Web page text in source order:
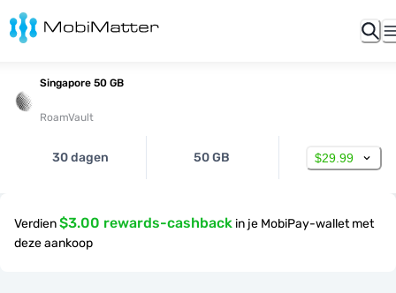
Singapore 50 GB
RoamVault
30 dagen 50 GB $29.99
Verdien$3.00 rewards-cashback in je MobiPay-wallet met
deze aankoop